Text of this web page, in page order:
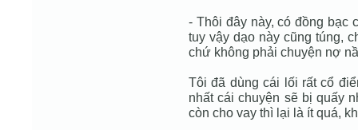
- Thôi đây này, có đồng bạc
tuy vậy dạo này cũng túng,
chứ không phải chuyện nợ
Tôi đã dùng cái lối rất cổ
nhất cái chuyện sẽ bị quấy
còn cho vay thì lại là ít quá,